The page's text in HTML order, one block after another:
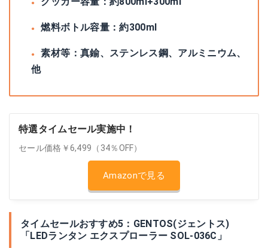
燃料ボトル容量：約300ml
素材等：‎真鍮、ステンレス鋼、アルミニウム、
他
特選タイムセール実施中！
セール価格￥6,499（34％OFF）
Amazonで見る
タイムセールおすすめ5：GENTOS(ジェントス)
「LEDランタン エクスプローラー SOL-036C」